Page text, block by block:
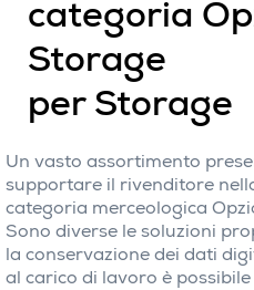
categoria
Storage
per Storage
Un vasto assortimento
supportare il rivenditore
categoria merceologica
Sono diverse le soluzioni
la conservazione dei dati
al carico di lavoro è